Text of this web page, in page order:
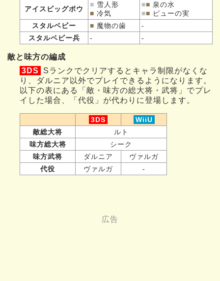
アイスビッグポウ
■ 雪人形
■ 冷気
■■ 泉の水
■■ ピューの実
スタルベビー
■ 魔物の歯
-
スタルベビー兵
- -
敵と味方の編成
3DS
Sランクでクリアするとキャラ制限がなくな
り、ダルニア以外でプレイできるようになります。
以下の表にある「敵・味方の総大将・武将」でプレ
イした場合、「代役」が代わりに登場します。
3DS
WiiU
敵総大将
ルト
味方総大将
シーク
味方武将
ダルニア
ヴァルガ
代役
ヴァルガ -